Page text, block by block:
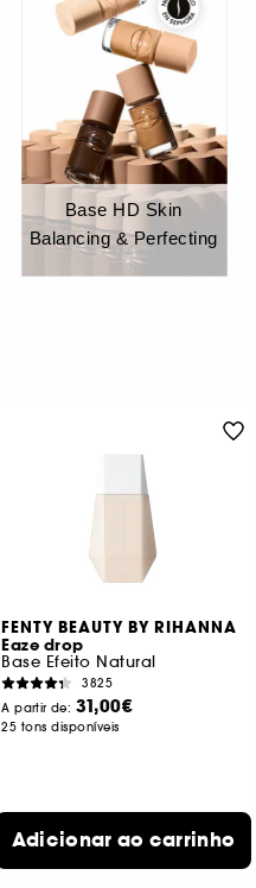
Base HD Skin
Balancing & Perfecting
FENTY BEAUTY BY RIHANNA
Eaze drop
Base Efeito Natural
3825
A partir de: 31,00€
25 tons disponíveis
Adicionar ao carrinho